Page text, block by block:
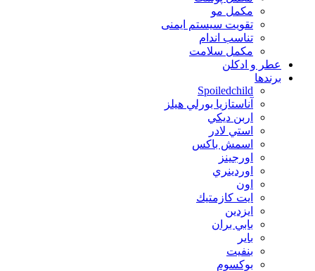
مکمل مو
تقویت سیستم ایمنی
تناسب اندام
مکمل سلامت
عطر و ادکلن
برندها
Spoiledchild
آناستازيا بورلي هيلز
اربن ديكي
استي لادر
اسمش باكس
اورجينز
اوردينري
اون
ايت كازمتيك
ايزدين
بابي بران
بایر
بنفيت
بوكسوم